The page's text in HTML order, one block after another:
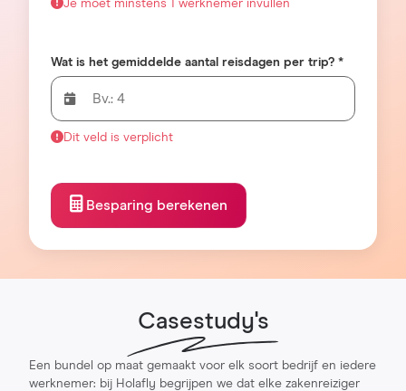
Je moet minstens 1 werknemer invullen
Wat is het gemiddelde aantal reisdagen per trip? *
Dit veld is verplicht
Besparing berekenen
Casestudy's
Een bundel op maat gemaakt voor elk soort bedrijf en iedere
werknemer: bij Holafly begrijpen we dat elke zakenreiziger